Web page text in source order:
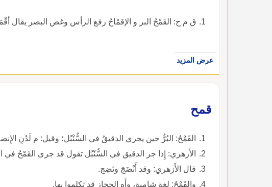
ق م ح: القَمْحُ البر و الإقمْاحُ رفع الرأس وغض البصر يقال
عرض المزيد
قمح
القَمْحُ: البُرُّ حين يجري الدقيقُ في السُّنْبُل؛ وقيل: م لَدُنِ الإِنضاج إِلى
الأَزهري: إِذا جر الدقيق في السُّنْبُل تقول قد جرى القَمْحُ في السنبل، وقد أَقْمَ البُرُّ.
قال الأَزهري: وقد أَنْضَجَ ونَضِج.
والقَمْحُ: لغة شامية، وأَه الحجاز قد تكلموا بها.